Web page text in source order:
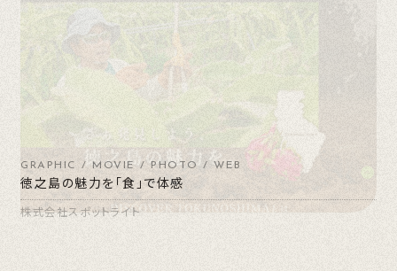
GRAPHIC / MOVIE / PHOTO / WEB
徳之島の魅力を「食」で体感
株式会社スポットライト